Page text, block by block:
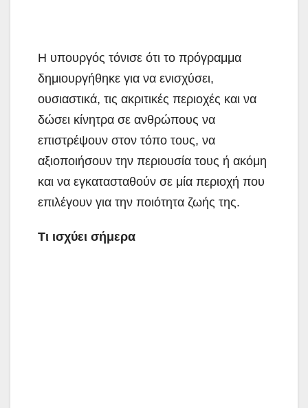
Η υπουργός τόνισε ότι το πρόγραμμα
δημιουργήθηκε για να ενισχύσει,
ουσιαστικά, τις ακριτικές περιοχές και να
δώσει κίνητρα σε ανθρώπους να
επιστρέψουν στον τόπο τους, να
αξιοποιήσουν την περιουσία τους ή ακόμη
και να εγκατασταθούν σε μία περιοχή που
επιλέγουν για την ποιότητα ζωής της.
Τι ισχύει σήμερα